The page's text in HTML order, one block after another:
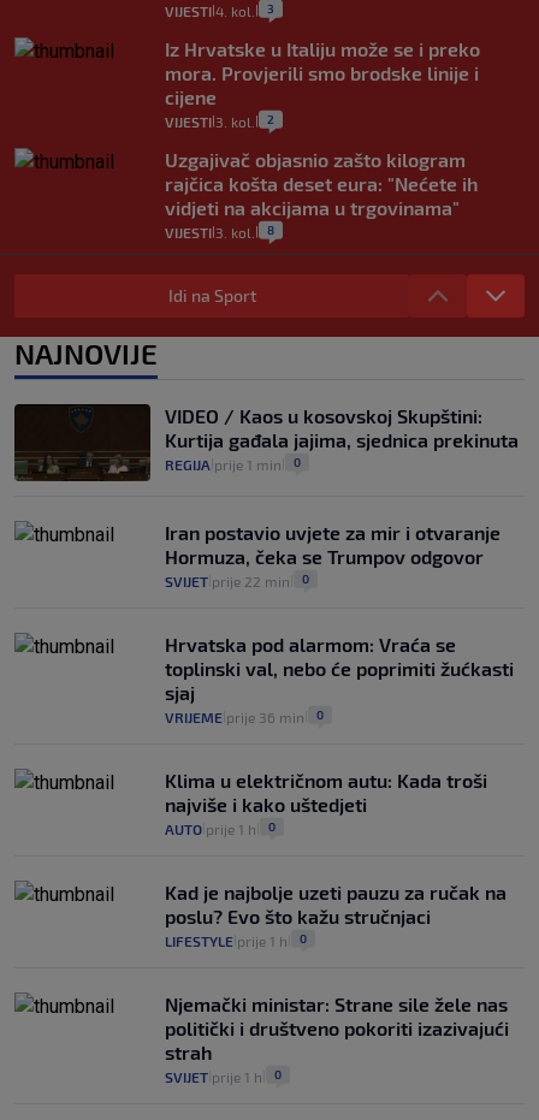
VIJESTI 4. kol. 3
Iz Hrvatske u Italiju može se i preko
mora. Provjerili smo brodske linije i
cijene
VIJESTI 3. kol. 2
Uzgajivač objasnio zašto kilogram
rajčica košta deset eura: "Nećete ih
vidjeti na akcijama u trgovinama"
VIJESTI 3. kol. 8
Selidba je jedno od stresnijih iskustava.
Evo aktualnih cijena i nekoliko savjeta
0
automobilom na Hvar iz Zagreba, a
koliko iz Osijeka
VIJESTI 2. kol. 14
Idi na Sport
NAJNOVIJE
VIDEO / Kaos u kosovskoj Skupštini:
Kurtija gađala jajima, sjednica prekinuta
REGIJA prije 1 min 0
Iran postavio uvjete za mir i otvaranje
Hormuza, čeka se Trumpov odgovor
SVIJET prije 22 min 0
Hrvatska pod alarmom: Vraća se
toplinski val, nebo će poprimiti žućkasti
sjaj
VRIJEME prije 36 min 0
Klima u električnom autu: Kada troši
najviše i kako uštedjeti
AUTO prije 1 h 0
Kad je najbolje uzeti pauzu za ručak na
poslu? Evo što kažu stručnjaci
LIFESTYLE prije 1 h 0
Njemački ministar: Strane sile žele nas
politički i društveno pokoriti izazivajući
strah
SVIJET prije 1 h 0